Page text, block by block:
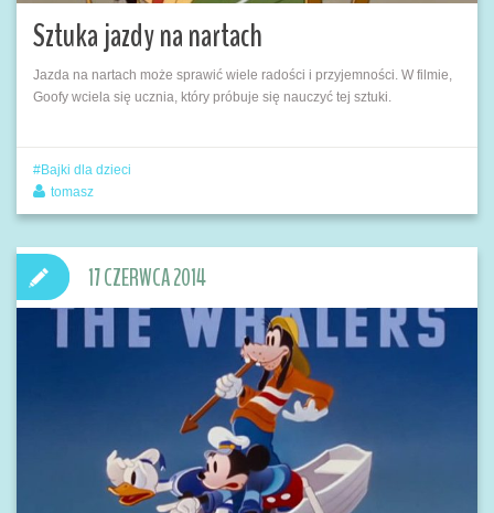
Sztuka jazdy na nartach
Jazda na nartach może sprawić wiele radości i przyjemności. W filmie,
Goofy wciela się ucznia, który próbuje się nauczyć tej sztuki.
Bajki dla dzieci
tomasz
17 CZERWCA 2014